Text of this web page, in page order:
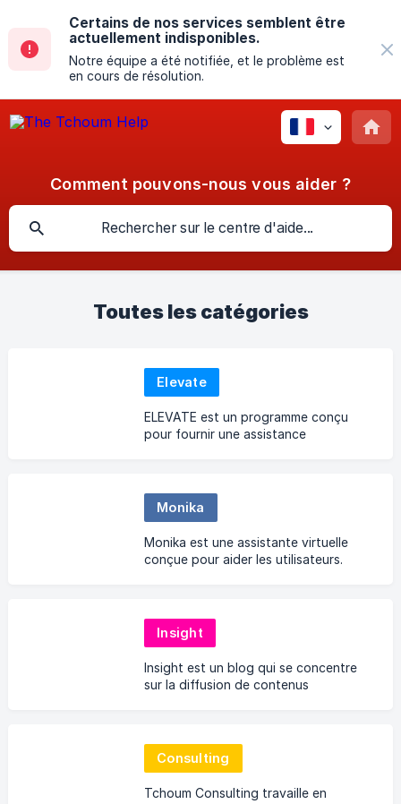
Certains de nos services semblent être
actuellement indisponibles.
Notre équipe a été notifiée, et le problème est
en cours de résolution.
Comment pouvons-nous vous aider ?
Toutes les catégories
Elevate
ELEVATE est un programme conçu
pour fournir une assistance
Monika
Monika est une assistante virtuelle
conçue pour aider les utilisateurs.
Insight
Insight est un blog qui se concentre
sur la diffusion de contenus
Consulting
Tchoum Consulting travaille en